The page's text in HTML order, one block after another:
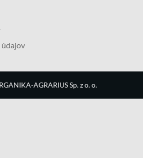
údajov
AGRARIUS Sp. z o. o.